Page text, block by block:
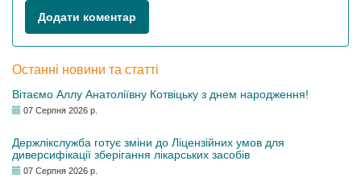
Додати коментар
Останні новини та статті
Вітаємо Аллу Анатоліївну Котвіцьку з днем народження!
07 Серпня 2026 р.
Держлікслужба готує зміни до Ліцензійних умов для
диверсифікації зберігання лікарських засобів
07 Серпня 2026 р.